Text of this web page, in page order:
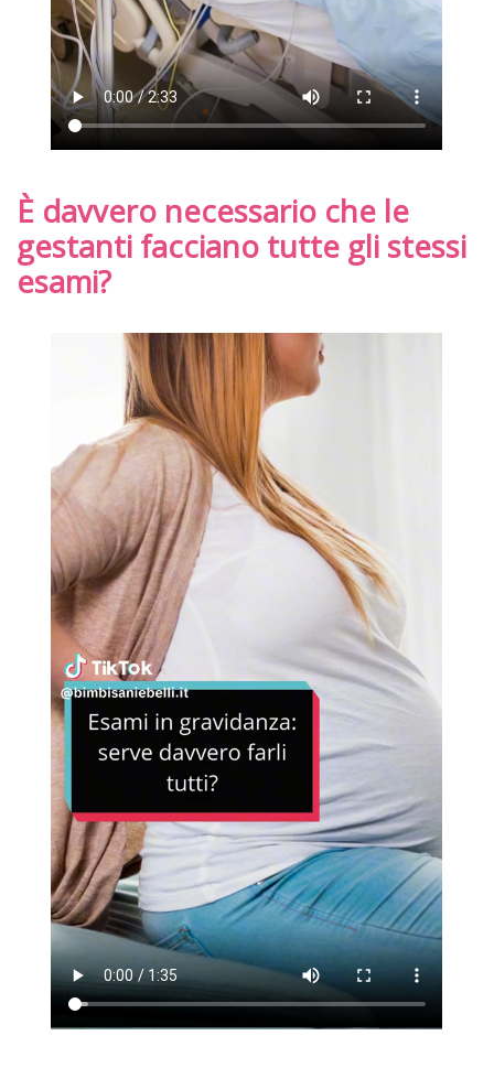
È davvero necessario che le
gestanti facciano tutte gli stessi
esami?